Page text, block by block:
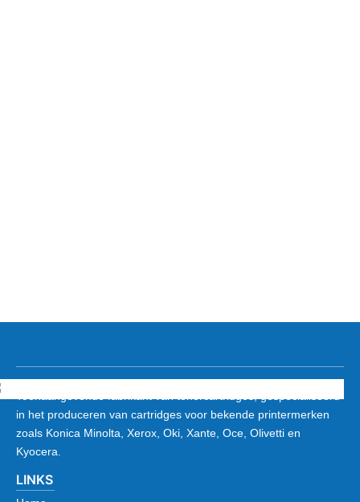
Toonaangevende fabrikant van tonercartridges, gespecialiseerd
in het produceren van cartridges voor bekende printermerken
zoals Konica Minolta, Xerox, Oki, Xante, Oce, Olivetti en
Kyocera.
LINKS